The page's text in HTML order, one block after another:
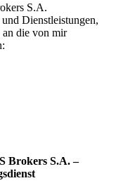
S.A.
Dienstleistungen,
die von mir
Brokers S.A. –